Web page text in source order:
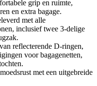
grip en ruimte,
en extra bagage.
met alle
inclusief twee 3-delige
reflecterende D-ringen,
voor bagagenetten,
met een uitgebreide